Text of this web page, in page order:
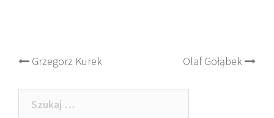
Post
navigation
Grzegorz Kurek Olaf Gołąbek
Szukaj: